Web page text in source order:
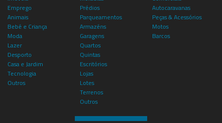
Emprego
Animais
Bebé e Criança
Moda
Lazer
Desporto
Casa e Jardim
Tecnologia
Outros
Prédios
Parqueamentos
Armazéns
Garagens
Quartos
Quintas
Escritórios
Lojas
Lotes
Terrenos
Outros
Autocaravanas
Peças & Acessórios
Motos
Barcos